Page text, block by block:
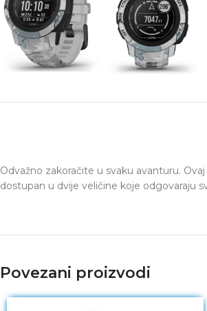
Odvažno zakoračite u svaku avanturu.
dostupan u dvije veličine koje odgovaraju
Povezani proizvodi